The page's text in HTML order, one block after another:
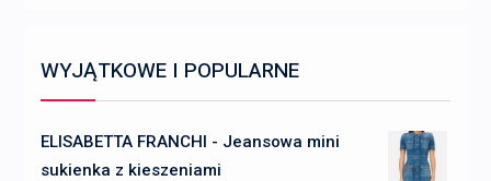
WYJĄTKOWE I POPULARNE
ELISABETTA FRANCHI - Jeansowa mini
sukienka z kieszeniami